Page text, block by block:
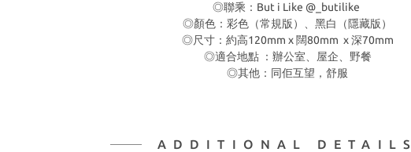
◎聯乘：But i Like @_butilike
◎顏色：彩色（常規版）、黑白（隱藏版）
◎尺寸：約高120mm x 闊80mm x 深70mm
◎適合地點 ：辦公室、屋企、野餐
◎其他：同佢互望，舒服
ADDITIONAL DETAILS